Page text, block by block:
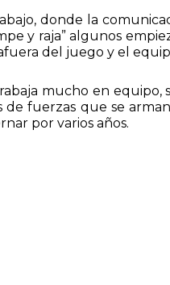
donde la
y raja” algunos
del juego y el
mucho en equipo,
de fuerzas que se
por varios años.